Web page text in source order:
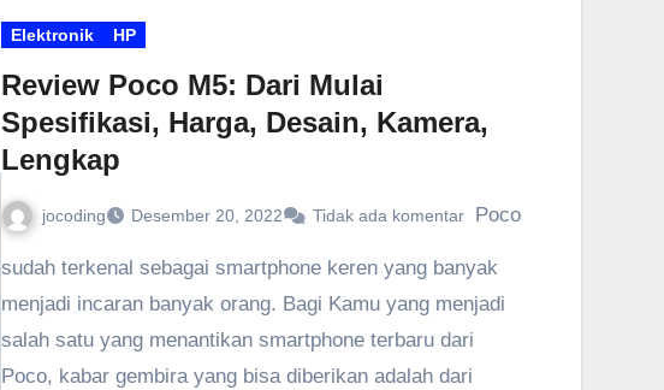
Elektronik HP
Review Poco M5: Dari Mulai
Spesifikasi, Harga, Desain, Kamera,
Lengkap
jocoding Desember 20, 2022 Tidak ada komentar Poco
sudah terkenal sebagai smartphone keren yang banyak
menjadi incaran banyak orang. Bagi Kamu yang menjadi
salah satu yang menantikan smartphone terbaru dari
Poco, kabar gembira yang bisa diberikan adalah dari